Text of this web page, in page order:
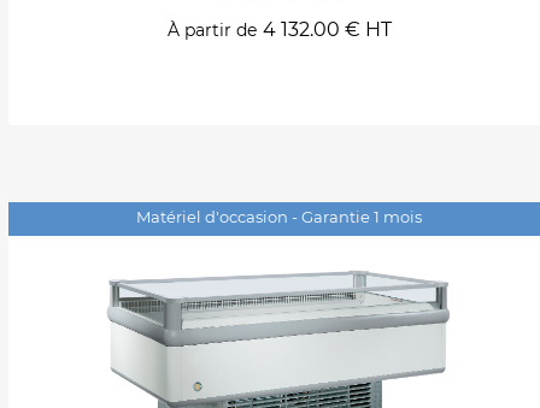
À partir de 4 132.00 € HT
Matériel d'occasion - Garantie 1 mois